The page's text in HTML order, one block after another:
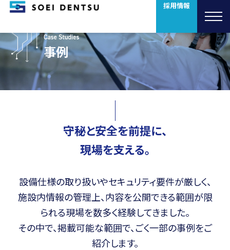
採用情報
事例
守秘と安全を前提に、
現場を支える。
設備仕様の取り扱いやセキュリティ要件が厳しく、
施設内情報の管理上、内容を公開できる範囲が限
られる現場を数多く経験してきました。
その中で、掲載可能な範囲で、ごく一部の事例をご
紹介します。